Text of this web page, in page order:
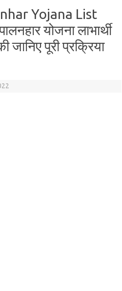
Yojana List
योजना लाभार्थी
पूरी प्रक्रिया